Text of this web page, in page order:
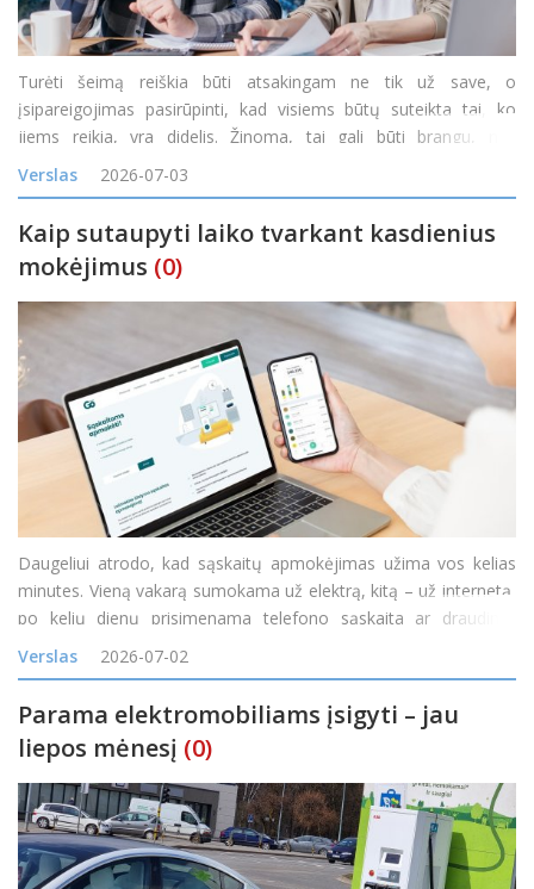
Turėti šeimą reiškia būti atsakingam ne tik už save, o
įsipareigojimas pasirūpinti, kad visiems būtų suteikta tai, ko
jiems reikia, yra didelis. Žinoma, tai gali būti brangu, nes
kiekvieną mėnesį reikia būtiniausių prekių, daiktų ir paslaugų,
Verslas 2026-07-03
Kaip sutaupyti laiko tvarkant kasdienius
mokėjimus (0)
Daugeliui atrodo, kad sąskaitų apmokėjimas užima vos kelias
minutes. Vieną vakarą sumokama už elektrą, kitą – už internetą,
po kelių dienų prisimenama telefono sąskaita ar draudimo
įmoka. Atskirai kiekvienas mokėjimas tikrai nėra ilgas, tačiau per
Verslas 2026-07-02
Parama elektromobiliams įsigyti – jau
liepos mėnesį (0)